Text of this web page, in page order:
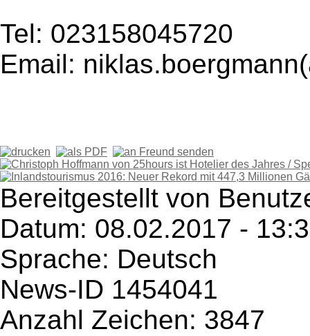
Tel: 023158045720
Email:
Bereitgestellt von
Datum: 08.02.2017 -
Sprache: Deutsch
News-ID 1454041
Anzahl Zeichen: 3847